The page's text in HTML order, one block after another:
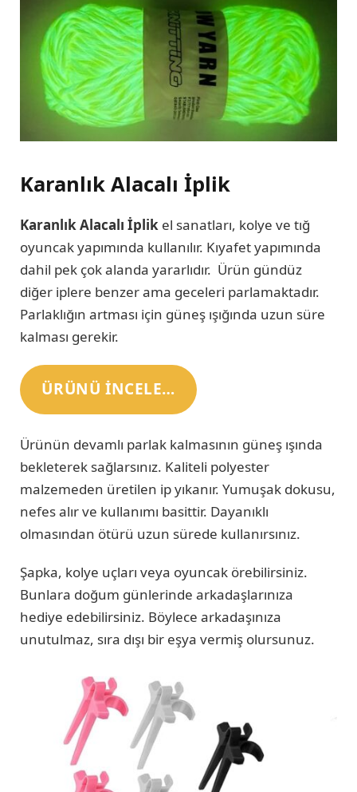
Karanlık Alacalı İplik
Karanlık Alacalı İplik el sanatları, kolye ve tığ
oyuncak yapımında kullanılır. Kıyafet yapımında
dahil pek çok alanda yararlıdır. Ürün gündüz
diğer iplere benzer ama geceleri parlamaktadır.
Parlaklığın artması için güneş ışığında uzun süre
kalması gerekir.
ÜRÜNÜ INCELE…
Ürünün devamlı parlak kalmasının güneş ışında
bekleterek sağlarsınız. Kaliteli polyester
malzemeden üretilen ip yıkanır. Yumuşak dokusu,
nefes alır ve kullanımı basittir. Dayanıklı
olmasından ötürü uzun sürede kullanırsınız.
Şapka, kolye uçları veya oyuncak örebilirsiniz.
Bunlara doğum günlerinde arkadaşlarınıza
hediye edebilirsiniz. Böylece arkadaşınıza
unutulmaz, sıra dışı bir eşya vermiş olursunuz.